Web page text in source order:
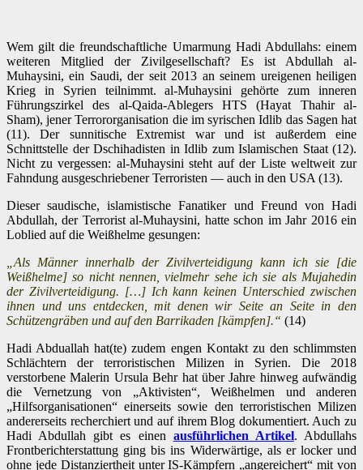
Wem gilt die freundschaftliche Umarmung Hadi Abdullahs: einem
weiteren Mitglied der Zivilgesellschaft? Es ist Abdullah al-
Muhaysini, ein Saudi, der seit 2013 an seinem ureigenen heiligen
Krieg in Syrien teilnimmt. al-Muhaysini gehörte zum inneren
Führungszirkel des al-Qaida-Ablegers HTS (Hayat Thahir al-
Sham), jener Terrororganisation die im syrischen Idlib das Sagen hat
(11). Der sunnitische Extremist war und ist außerdem eine
Schnittstelle der Dschihadisten in Idlib zum Islamischen Staat (12).
Nicht zu vergessen: al-Muhaysini steht auf der Liste weltweit zur
Fahndung ausgeschriebener Terroristen — auch in den USA (13).
Dieser saudische, islamistische Fanatiker und Freund von Hadi
Abdullah, der Terrorist al-Muhaysini, hatte schon im Jahr 2016 ein
Loblied auf die Weißhelme gesungen:
„Als Männer innerhalb der Zivilverteidigung kann ich sie [die
Weißhelme] so nicht nennen, vielmehr sehe ich sie als Mujahedin
der Zivilverteidigung. […] Ich kann keinen Unterschied zwischen
ihnen und uns entdecken, mit denen wir Seite an Seite in den
Schützengräben und auf den Barrikaden [kämpfen].“ (14)
Hadi Abduallah hat(te) zudem engen Kontakt zu den schlimmsten
Schlächtern der terroristischen Milizen in Syrien. Die 2018
verstorbene Malerin Ursula Behr hat über Jahre hinweg aufwändig
die Vernetzung von „Aktivisten“, Weißhelmen und anderen
„Hilfsorganisationen“ einerseits sowie den terroristischen Milizen
andererseits recherchiert und auf ihrem Blog dokumentiert. Auch zu
Hadi Abdullah gibt es einen ausführlichen Artikel. Abdullahs
Frontberichterstattung ging bis ins Widerwärtige, als er locker und
ohne jede Distanziertheit unter IS-Kämpfern „angereichert“ mit von